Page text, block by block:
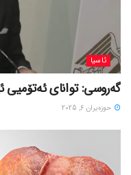
ئاسیا
گەروسی: توانای ئەتۆمیی
حوزه‌یران 6, 2025